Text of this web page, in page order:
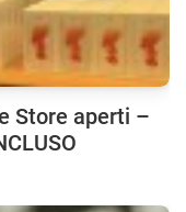
Store aperti –